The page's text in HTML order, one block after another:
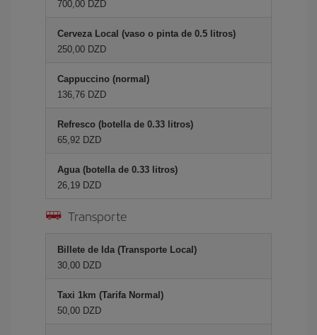
700,00 DZD
Cerveza Local (vaso o pinta de 0.5 litros)
250,00 DZD
Cappuccino (normal)
136,76 DZD
Refresco (botella de 0.33 litros)
65,92 DZD
Agua (botella de 0.33 litros)
26,19 DZD
Transporte
Billete de Ida (Transporte Local)
30,00 DZD
Taxi 1km (Tarifa Normal)
50,00 DZD